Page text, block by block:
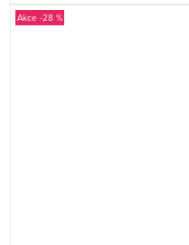
-28 %